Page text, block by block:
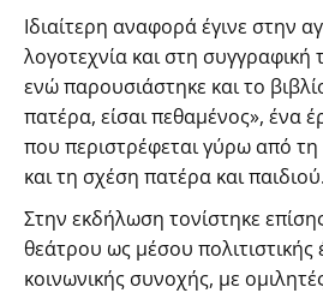
Ιδιαίτερη αναφορά έγινε στην
λογοτεχνία και στη
ενώ παρουσιάστηκε και το
πατέρα, είσαι πεθαμένος», ένα
που περιστρέφεται γύρω από
και τη σχέση πατέρα και παιδιού.
Στην εκδήλωση τονίστηκε
θεάτρου ως μέσου πολιτιστικής
κοινωνικής συνοχής, με